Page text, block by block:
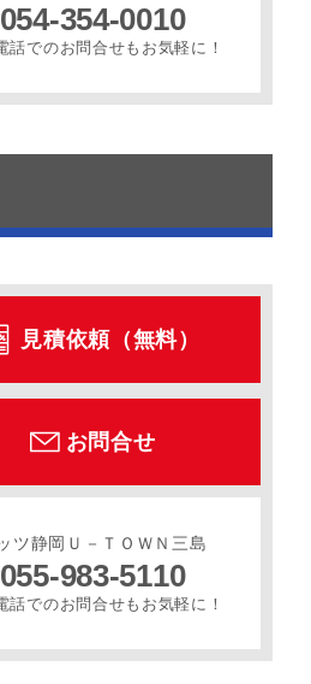
054-354-0010
話でのお問合せもお気軽に！
見積依頼（無料）
お問合せ
ツ静岡Ｕ－ＴＯＷＮ三島
055-983-5110
話でのお問合せもお気軽に！